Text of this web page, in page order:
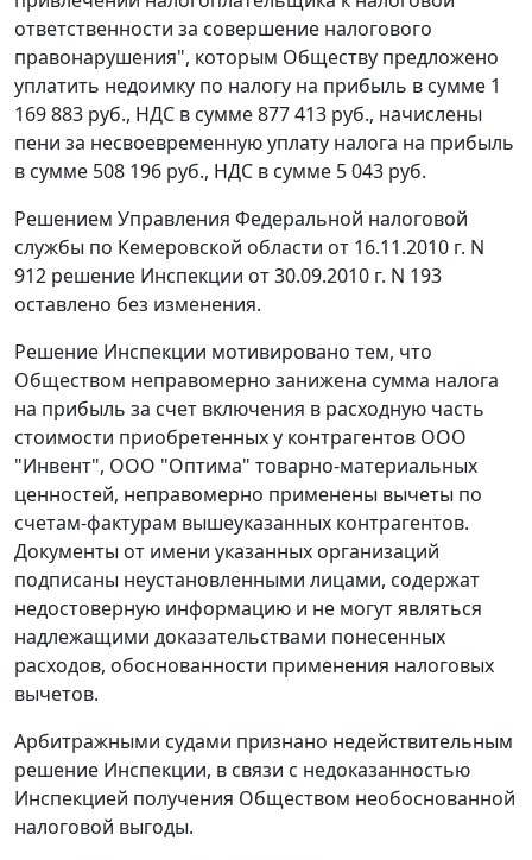
ответственности за совершение налогового
правонарушения", которым Обществу предложено
уплатить недоимку по налогу на прибыль в сумме 1
169 883 руб., НДС в сумме 877 413 руб., начислены
пени за несвоевременную уплату налога на прибыль
в сумме 508 196 руб., НДС в сумме 5 043 руб.
Решением Управления Федеральной налоговой
службы по Кемеровской области от 16.11.2010 г. N
912 решение Инспекции от 30.09.2010 г. N 193
оставлено без изменения.
Решение Инспекции мотивировано тем, что
Обществом неправомерно занижена сумма налога
на прибыль за счет включения в расходную часть
стоимости приобретенных у контрагентов ООО
"Инвент", ООО "Оптима" товарно-материальных
ценностей, неправомерно применены вычеты по
счетам-фактурам вышеуказанных контрагентов.
Документы от имени указанных организаций
подписаны неустановленными лицами, содержат
недостоверную информацию и не могут являться
надлежащими доказательствами понесенных
расходов, обоснованности применения налоговых
вычетов.
Арбитражными судами признано недействительным
решение Инспекции, в связи с недоказанностью
Инспекцией получения Обществом необоснованной
налоговой выгоды.